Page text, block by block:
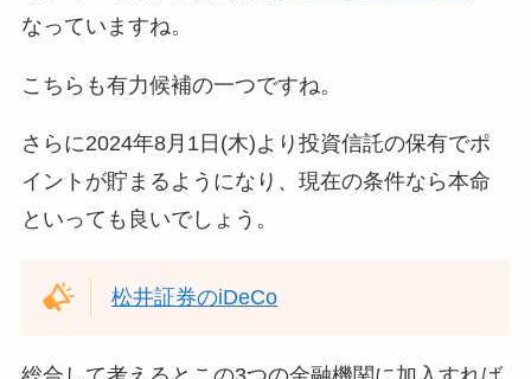
なっていますね。
こちらも有力候補の一つですね。
さらに2024年8月1日(木)より投資信託の保有でポ
イントが貯まるようになり、現在の条件なら本命
といっても良いでしょう。
松井証券のiDeCo